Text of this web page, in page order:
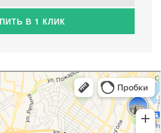
В 1 КЛИК
канализации в Севастополе
в Севастополе